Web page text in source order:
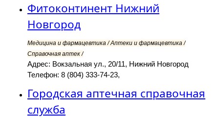
Фитоконтинент Нижний
Новгород
Медицина и фармацевтика / Аптеки и фармацевтика /
Справочная аптек /
Адрес: Вокзальная ул., 20/11, Нижний Новгород
Телефон: 8 (804) 333-74-23,
Городская аптечная справочная
служба